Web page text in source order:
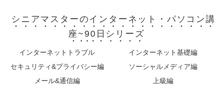
シニアマスターのインターネット・パソコン講
座~90日シリーズ
インターネットトラブル
インターネット基礎編
セキュリティ&プライバシー編
ソーシャルメディア編
メール&通信編
上級編